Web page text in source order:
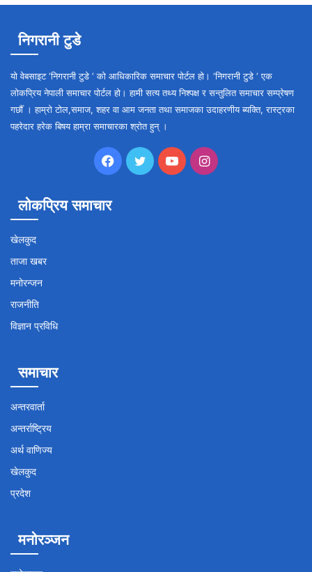
निगरानी टुडे
यो वेबसाइट ‘निगरानी टुडे ‘ को आधिकारिक समाचार पोर्टल हो। ‘निगरानी टुडे ‘ एक
लोकप्रिय नेपाली समाचार पोर्टल हो। हामी सत्य तथ्य निश्पक्ष र सन्तुलित समाचार सम्प्रेषण
गर्छौँ । हाम्रो टोल,समाज, शहर वा आम जनता तथा समाजका उदाहरणीय ब्यक्ति, रास्ट्रका
पहरेदार हरेक बिषय हाम्रा समाचारका श्रोत हुन् ।
Facebook
TwitterYouTubeInstagram
लोकप्रिय समाचार
खेलकुद
ताजा खबर
मनोरन्जन
राजनीति
विज्ञान प्रविधि
समाचार
अन्तरवार्ता
अन्तर्राष्ट्रिय
अर्थ वाणिज्य
खेलकुद
प्रदेश
मनोरञ्जन